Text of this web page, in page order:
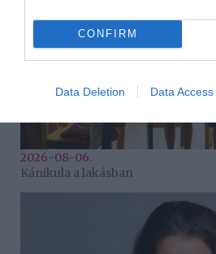
CONFIRM
Data Deletion Data Access
2026-08-06.
Kánikula a lakásban